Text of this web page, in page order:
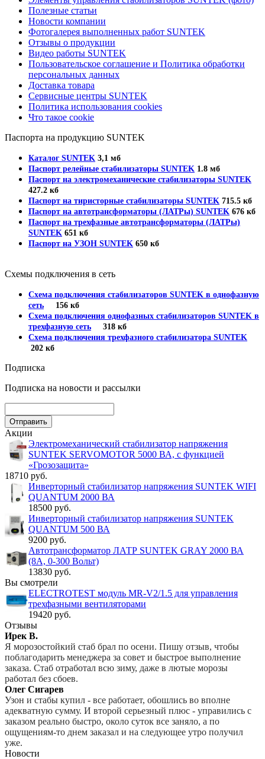
Полезные статьи
Новости компании
Фотогалерея выполненных работ SUNTEK
Отзывы о продукции
Видео работы SUNTEK
Пользовательское соглашение и Политика обработки
персональных данных
Доставка товара
Сервисные центры SUNTEK
Политика использования cookies
Что такое cookie
Паспорта на продукцию SUNTEK
Каталог SUNTEK 3,1 мб
Паспорт релейные стабилизаторы SUNTEK 1.8 мб
Паспорт на электромеханические стабилизаторы SUNTEK
427.2 кб
Паспорт на тиристорные стабилизаторы SUNTEK 715.5 кб
Паспорт на автотрансформаторы (ЛАТРы) SUNTEK 676 кб
Паспорт на трехфазные автотрансформаторы (ЛАТРы)
SUNTEK 651 кб
Паспорт на УЗОН SUNTEK 650 кб
Схемы подключения в сеть
Схема подключения стабилизаторов SUNTEK в однофазную
сеть 156 кб
Схема подключения однофазных стабилизаторов SUNTEK в
трехфазную сеть 318 кб
Схема подключения трехфазного стабилизатора SUNTEK
202 кб
Подписка
Подписка на новости и рассылки
Акции
Электромеханический стабилизатор напряжения
SUNTEK SERVOMOTOR 5000 ВА, с функцией
«Грозозащита»
18710 руб.
Инверторный стабилизатор напряжения SUNTEK WIFI
QUANTUM 2000 ВА
18500 руб.
Инверторный стабилизатор напряжения SUNTEK
QUANTUM 500 ВА
9200 руб.
Автотрансформатор ЛАТР SUNTEK GRAY 2000 ВА
(8А, 0-300 Вольт)
13830 руб.
Вы смотрели
ELECTROTEST модуль MR-V2/1.5 для управления
трехфазными вентиляторами
19420 руб.
Отзывы
Ирек В.
Я морозостойкий стаб брал по осени. Пишу отзыв, чтобы
поблагодарить менеджера за совет и быстрое выполнение
заказа. Стаб отработал всю зиму, даже в лютые морозы
работал без сбоев.
Олег Сигарев
Узон и стабы купил - все работает, обошлись во вполне
адекватную сумму. И второй серьезный плюс - управились с
заказом реально быстро, около суток все заняло, а по
ощущениям-то днем заказал и на следующее утро получил
уже.
Новости